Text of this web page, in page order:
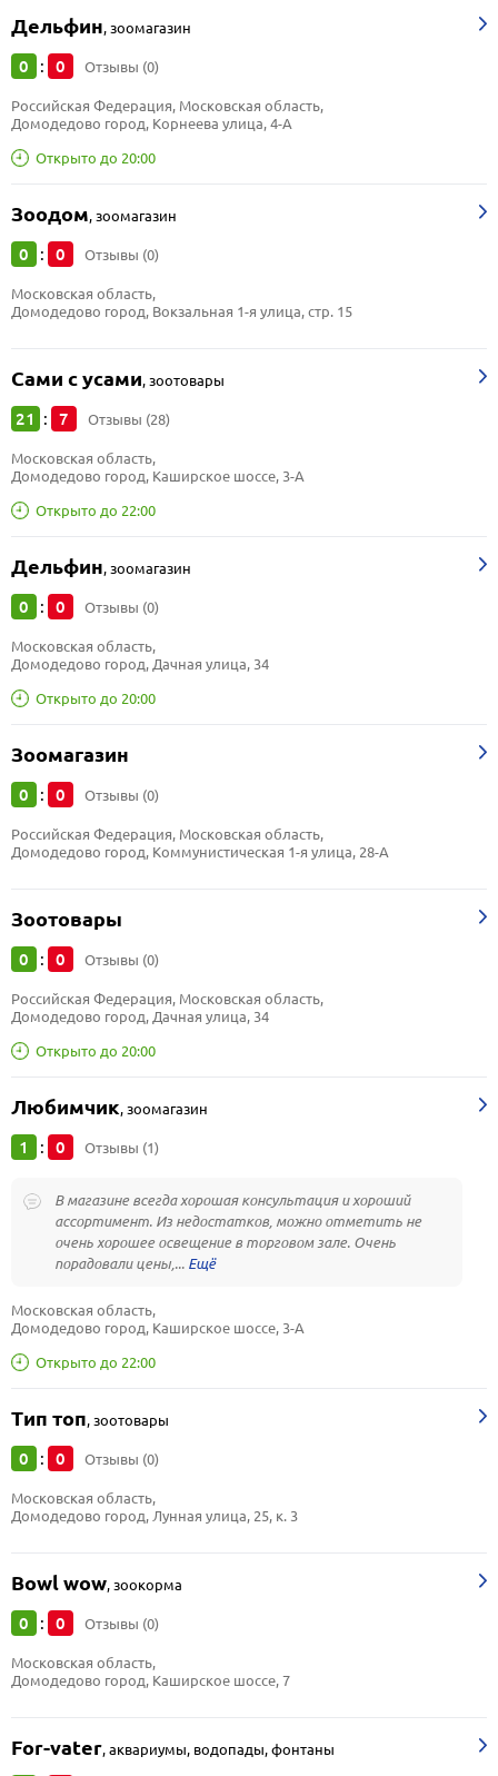
Дельфин,зоомагазин
0 : 0 Отзывы (0)
Открыто до 20:00
Российская Федерация, Московская область,
Домодедово город, Корнеева улица, 4-А
Зоодом,зоомагазин
0 : 0 Отзывы (0)
Московская область,
Домодедово город, Вокзальная 1-я улица, стр. 15
Сами с усами,зоотовары
21 : 7 Отзывы (28)
Открыто до 22:00
Московская область,
Домодедово город, Каширское шоссе, 3-А
Дельфин,зоомагазин
0 : 0 Отзывы (0)
Открыто до 20:00
Московская область,
Домодедово город, Дачная улица, 34
Зоомагазин
0 : 0 Отзывы (0)
Российская Федерация, Московская область,
Домодедово город, Коммунистическая 1-я улица, 28-А
Зоотовары
0 : 0 Отзывы (0)
Открыто до 20:00
Российская Федерация, Московская область,
Домодедово город, Дачная улица, 34
Любимчик,зоомагазин
1 : 0 Отзывы (1)
В магазине всегда хорошая консультация и хороший
ассортимент. Из недостатков, можно отметить не
очень хорошее освещение в торговом зале. Очень
порадовали цены,...
Открыто до 22:00
Московская область,
Домодедово город, Каширское шоссе, 3-А
Тип топ,зоотовары
0 : 0 Отзывы (0)
Московская область,
Домодедово город, Лунная улица, 25, к. 3
Bowl wow,зоокорма
0 : 0 Отзывы (0)
Московская область,
Домодедово город, Каширское шоссе, 7
For-vater,аквариумы, водопады, фонтаны